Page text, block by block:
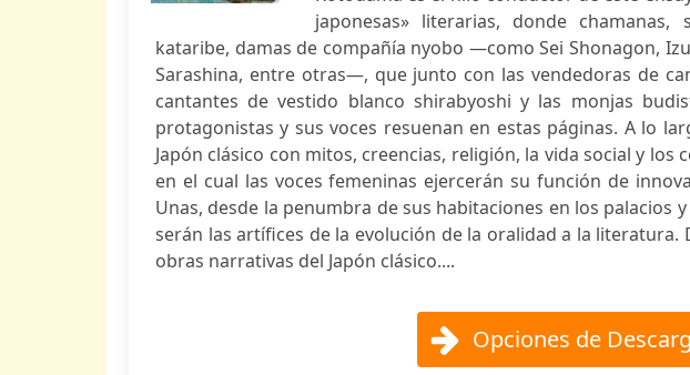
japonesas» literarias, donde
kataribe, damas de compañía nyobo —como Sei Shonagon,
Sarashina, entre otras—, que junto con las vendedoras de
cantantes de vestido blanco shirabyoshi y las monjas
protagonistas y sus voces resuenan en estas páginas. A lo
Japón clásico con mitos, creencias, religión, la vida social y
en el cual las voces femeninas ejercerán su función de
Unas, desde la penumbra de sus habitaciones en los palacios
serán las artífices de la evolución de la oralidad a la literatura.
obras narrativas del Japón clásico....
Opciones de